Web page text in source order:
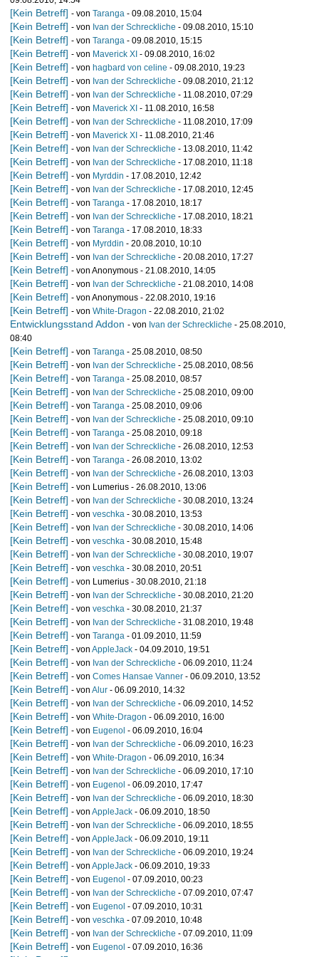
[Kein Betreff] - von Taranga - 09.08.2010, 15:04
[Kein Betreff] - von Ivan der Schreckliche - 09.08.2010, 15:10
[Kein Betreff] - von Taranga - 09.08.2010, 15:15
[Kein Betreff] - von Maverick XI - 09.08.2010, 16:02
[Kein Betreff] - von hagbard von celine - 09.08.2010, 19:23
[Kein Betreff] - von Ivan der Schreckliche - 09.08.2010, 21:12
[Kein Betreff] - von Ivan der Schreckliche - 11.08.2010, 07:29
[Kein Betreff] - von Maverick XI - 11.08.2010, 16:58
[Kein Betreff] - von Ivan der Schreckliche - 11.08.2010, 17:09
[Kein Betreff] - von Maverick XI - 11.08.2010, 21:46
[Kein Betreff] - von Ivan der Schreckliche - 13.08.2010, 11:42
[Kein Betreff] - von Ivan der Schreckliche - 17.08.2010, 11:18
[Kein Betreff] - von Myrddin - 17.08.2010, 12:42
[Kein Betreff] - von Ivan der Schreckliche - 17.08.2010, 12:45
[Kein Betreff] - von Taranga - 17.08.2010, 18:17
[Kein Betreff] - von Ivan der Schreckliche - 17.08.2010, 18:21
[Kein Betreff] - von Taranga - 17.08.2010, 18:33
[Kein Betreff] - von Myrddin - 20.08.2010, 10:10
[Kein Betreff] - von Ivan der Schreckliche - 20.08.2010, 17:27
[Kein Betreff] - von Anonymous - 21.08.2010, 14:05
[Kein Betreff] - von Ivan der Schreckliche - 21.08.2010, 14:08
[Kein Betreff] - von Anonymous - 22.08.2010, 19:16
[Kein Betreff] - von White-Dragon - 22.08.2010, 21:02
Entwicklungsstand Addon - von Ivan der Schreckliche - 25.08.2010,
08:40
[Kein Betreff] - von Taranga - 25.08.2010, 08:50
[Kein Betreff] - von Ivan der Schreckliche - 25.08.2010, 08:56
[Kein Betreff] - von Taranga - 25.08.2010, 08:57
[Kein Betreff] - von Ivan der Schreckliche - 25.08.2010, 09:00
[Kein Betreff] - von Taranga - 25.08.2010, 09:06
[Kein Betreff] - von Ivan der Schreckliche - 25.08.2010, 09:10
[Kein Betreff] - von Taranga - 25.08.2010, 09:18
[Kein Betreff] - von Ivan der Schreckliche - 26.08.2010, 12:53
[Kein Betreff] - von Taranga - 26.08.2010, 13:02
[Kein Betreff] - von Ivan der Schreckliche - 26.08.2010, 13:03
[Kein Betreff] - von Lumerius - 26.08.2010, 13:06
[Kein Betreff] - von Ivan der Schreckliche - 30.08.2010, 13:24
[Kein Betreff] - von veschka - 30.08.2010, 13:53
[Kein Betreff] - von Ivan der Schreckliche - 30.08.2010, 14:06
[Kein Betreff] - von veschka - 30.08.2010, 15:48
[Kein Betreff] - von Ivan der Schreckliche - 30.08.2010, 19:07
[Kein Betreff] - von veschka - 30.08.2010, 20:51
[Kein Betreff] - von Lumerius - 30.08.2010, 21:18
[Kein Betreff] - von Ivan der Schreckliche - 30.08.2010, 21:20
[Kein Betreff] - von veschka - 30.08.2010, 21:37
[Kein Betreff] - von Ivan der Schreckliche - 31.08.2010, 19:48
[Kein Betreff] - von Taranga - 01.09.2010, 11:59
[Kein Betreff] - von AppleJack - 04.09.2010, 19:51
[Kein Betreff] - von Ivan der Schreckliche - 06.09.2010, 11:24
[Kein Betreff] - von Comes Hansae Vanner - 06.09.2010, 13:52
[Kein Betreff] - von Alur - 06.09.2010, 14:32
[Kein Betreff] - von Ivan der Schreckliche - 06.09.2010, 14:52
[Kein Betreff] - von White-Dragon - 06.09.2010, 16:00
[Kein Betreff] - von Eugenol - 06.09.2010, 16:04
[Kein Betreff] - von Ivan der Schreckliche - 06.09.2010, 16:23
[Kein Betreff] - von White-Dragon - 06.09.2010, 16:34
[Kein Betreff] - von Ivan der Schreckliche - 06.09.2010, 17:10
[Kein Betreff] - von Eugenol - 06.09.2010, 17:47
[Kein Betreff] - von Ivan der Schreckliche - 06.09.2010, 18:30
[Kein Betreff] - von AppleJack - 06.09.2010, 18:50
[Kein Betreff] - von Ivan der Schreckliche - 06.09.2010, 18:55
[Kein Betreff] - von AppleJack - 06.09.2010, 19:11
[Kein Betreff] - von Ivan der Schreckliche - 06.09.2010, 19:24
[Kein Betreff] - von AppleJack - 06.09.2010, 19:33
[Kein Betreff] - von Eugenol - 07.09.2010, 00:23
[Kein Betreff] - von Ivan der Schreckliche - 07.09.2010, 07:47
[Kein Betreff] - von Eugenol - 07.09.2010, 10:31
[Kein Betreff] - von veschka - 07.09.2010, 10:48
[Kein Betreff] - von Ivan der Schreckliche - 07.09.2010, 11:09
[Kein Betreff] - von Eugenol - 07.09.2010, 16:36